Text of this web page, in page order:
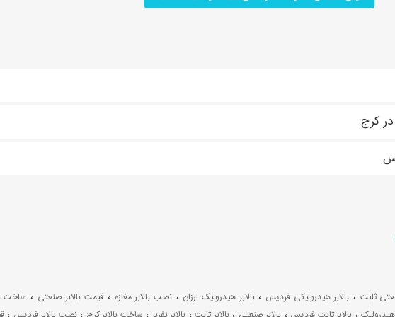
کرج
ثابت ، بالابر هیدرولیکی فردیس ،بالابر هیدرولیک ارزان ،نصب بالابر مغازه ، قیمت بالابر صنعتی ، ساخت